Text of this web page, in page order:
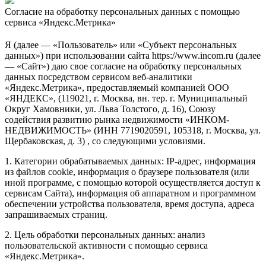
Согласие на обработку персональных данных с помощью
сервиса «Яндекс.Метрика»
Я (далее — «Пользователь» или «Субъект персональных
данных») при использовании сайта https://www.incom.ru (далее
— «Сайт») даю свое согласие на обработку персональных
данных посредством сервисом веб-аналитики
«Яндекс.Метрика», предоставляемый компанией ООО
«ЯНДЕКС», (119021, г. Москва, вн. тер. г. Муниципальный
Округ Хамовники, ул. Льва Толстого, д. 16), Союзу
содействия развитию рынка недвижимости «ИНКОМ-
НЕДВИЖИМОСТЬ» (ИНН 7719020591, 105318, г. Москва, ул.
Щербаковская, д. 3) , со следующими условиями.
1. Категории обрабатываемых данных: IP-адрес, информация
из файлов cookie, информация о браузере пользователя (или
иной программе, с помощью которой осуществляется доступ к
сервисам Сайта), информация об аппаратном и программном
обеспечении устройства пользователя, время доступа, адреса
запрашиваемых страниц.
2. Цель обработки персональных данных: анализ
пользовательской активности с помощью сервиса
«Яндекс.Метрика».